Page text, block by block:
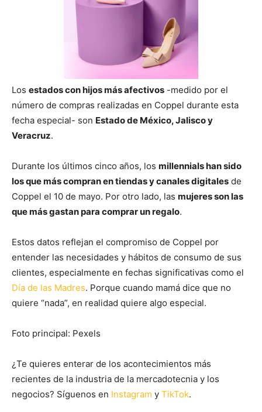
Los estados con hijos más afectivos -medido por el
número de compras realizadas en Coppel durante esta
fecha especial- son Estado de México, Jalisco y
Veracruz.
Durante los últimos cinco años, los millennials han sido
los que más compran en tiendas y canales digitales de
Coppel el 10 de mayo. Por otro lado, las mujeres son las
que más gastan para comprar un regalo.
Estos datos reflejan el compromiso de Coppel por
entender las necesidades y hábitos de consumo de sus
clientes, especialmente en fechas significativas como el
Día de las Madres. Porque cuando mamá dice que no
quiere “nada”, en realidad quiere algo especial.
Foto principal: Pexels
¿Te quieres enterar de los acontecimientos más
recientes de la industria de la mercadotecnia y los
negocios? Síguenos en Instagram y TikTok.